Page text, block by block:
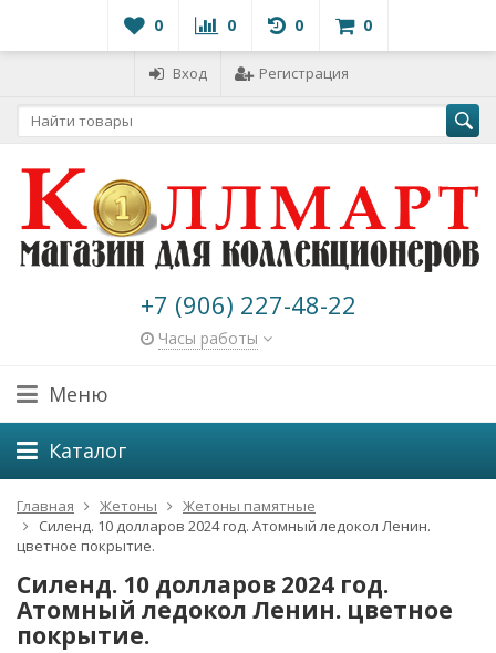
0 0 0 0
Вход Регистрация
+7 (906) 227-48-22
Часы работы
Меню
Каталог
Главная Жетоны
Жетоны памятные
Силенд. 10 долларов 2024 год. Атомный ледокол Ленин.
цветное покрытие.
Силенд. 10 долларов 2024 год.
Атомный ледокол Ленин. цветное
покрытие.